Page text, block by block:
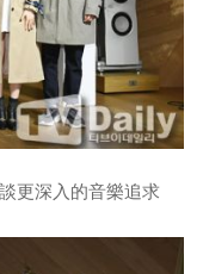
更深入的音樂追求